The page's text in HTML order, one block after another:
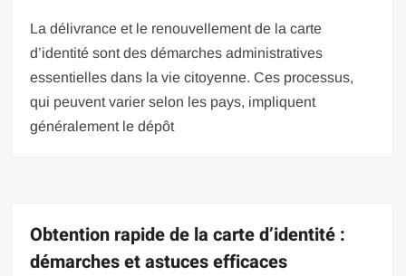
La délivrance et le renouvellement de la carte
d’identité sont des démarches administratives
essentielles dans la vie citoyenne. Ces processus,
qui peuvent varier selon les pays, impliquent
généralement le dépôt
Obtention rapide de la carte d’identité :
démarches et astuces efficaces